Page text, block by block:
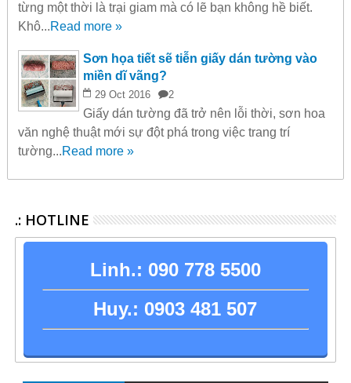
từng một thời là trại giam mà có lẽ bạn không hề biết.
Khô...Read more »
Sơn họa tiết sẽ tiễn giấy dán tường vào
miền dĩ vãng?
29 Oct 2016 2
Giấy dán tường đã trở nên lỗi thời, sơn hoa
văn nghệ thuật mới sự đột phá trong việc trang trí
tường...Read more »
.: HOTLINE
Linh.: 090 778 5500
Huy.: 0903 481 507